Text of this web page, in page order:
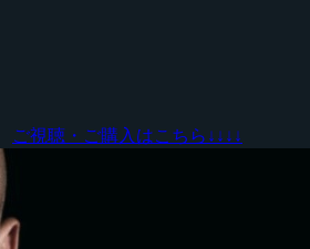
ご視聴・ご購入はこちら↓ ↓ ↓ ↓